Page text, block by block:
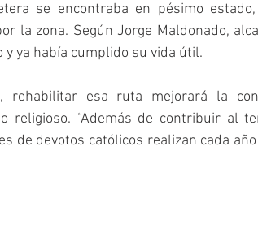
se encontraba en pésimo
la zona. Según Jorge Maldonado,
ya había cumplido su vida útil.
rehabilitar esa ruta mejorará la
religioso. “Además de contribuir al
de devotos católicos realizan cada